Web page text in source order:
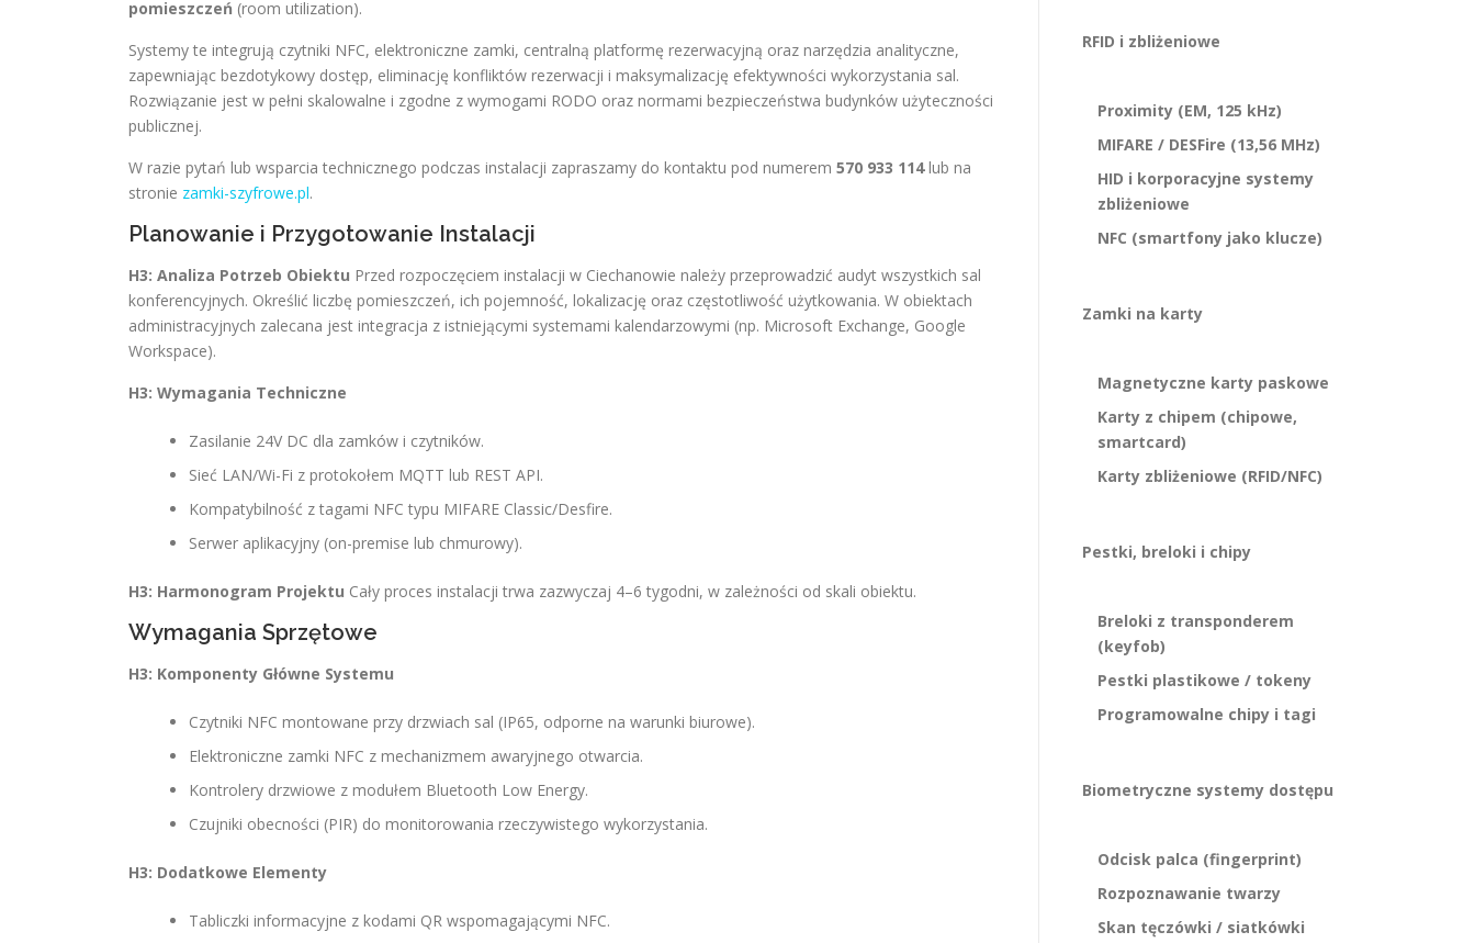
pomieszczeń (room utilization).
Systemy te integrują czytniki NFC, elektroniczne zamki, centralną platformę rezerwacyjną oraz narzędzia analityczne,
zapewniając bezdotykowy dostęp, eliminację konfliktów rezerwacji i maksymalizację efektywności wykorzystania sal.
Rozwiązanie jest w pełni skalowalne i zgodne z wymogami RODO oraz normami bezpieczeństwa budynków użyteczności
publicznej.
W razie pytań lub wsparcia technicznego podczas instalacji zapraszamy do kontaktu pod numerem 570 933 114lub na
stronie zamki-szyfrowe.pl.
Planowanie i Przygotowanie Instalacji
H3: Analiza Potrzeb Obiektu Przed rozpoczęciem instalacji w Ciechanowie należy przeprowadzić audyt wszystkich sal
konferencyjnych. Określić liczbę pomieszczeń, ich pojemność, lokalizację oraz częstotliwość użytkowania. W obiektach
administracyjnych zalecana jest integracja z istniejącymi systemami kalendarzowymi (np. Microsoft Exchange, Google
Workspace).
H3: Wymagania Techniczne
Zasilanie 24V DC dla zamków i czytników.
Sieć LAN/Wi-Fi z protokołem MQTT lub REST API.
Kompatybilność z tagami NFC typu MIFARE Classic/Desfire.
Serwer aplikacyjny (on-premise lub chmurowy).
H3: Harmonogram Projektu Cały proces instalacji trwa zazwyczaj 4–6 tygodni, w zależności od skali obiektu.
Wymagania Sprzętowe
H3: Komponenty Główne Systemu
Czytniki NFC montowane przy drzwiach sal (IP65, odporne na warunki biurowe).
Elektroniczne zamki NFC z mechanizmem awaryjnego otwarcia.
Kontrolery drzwiowe z modułem Bluetooth Low Energy.
Czujniki obecności (PIR) do monitorowania rzeczywistego wykorzystania.
H3: Dodatkowe Elementy
Tabliczki informacyjne z kodami QR wspomagającymi NFC.
RFID i zbliżeniowe
Proximity (EM, 125 kHz)
MIFARE / DESFire (13,56 MHz)
HID i korporacyjne systemy
zbliżeniowe
NFC (smartfony jako klucze)
Zamki na karty
Magnetyczne karty paskowe
Karty z chipem (chipowe,
smartcard)
Karty zbliżeniowe (RFID/NFC)
Pestki, breloki i chipy
Breloki z transponderem
(keyfob)
Pestki plastikowe / tokeny
Programowalne chipy i tagi
Biometryczne systemy dostępu
Odcisk palca (fingerprint)
Rozpoznawanie twarzy
Skan tęczówki / siatkówki